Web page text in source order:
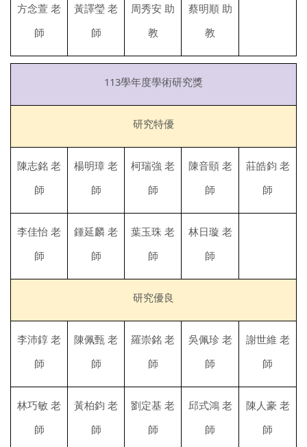
方念萱 老
師
黃譯瑩 老
師
周秀安 助
教
蔡明順 助
教
113學年度學術研究獎
研究特優
陳志銘 老
師
楊明璋 老
師
柯瑞強 老
師
陳音頤 老
師
莊皓鈞 老
師
李佳怡 老
師
鍾延麟 老
師
葉玉珠 老
師
林日璇 老
師
研究優良
李沛錞 老
師
陳佩甄 老
師
羅崇銘 老
師
吳佩珍 老
師
謝世維 老
師
林巧敏 老
師
黃柏鈞 老
師
劉定基 老
師
邱式鴻 老
師
陳人豪 老
師